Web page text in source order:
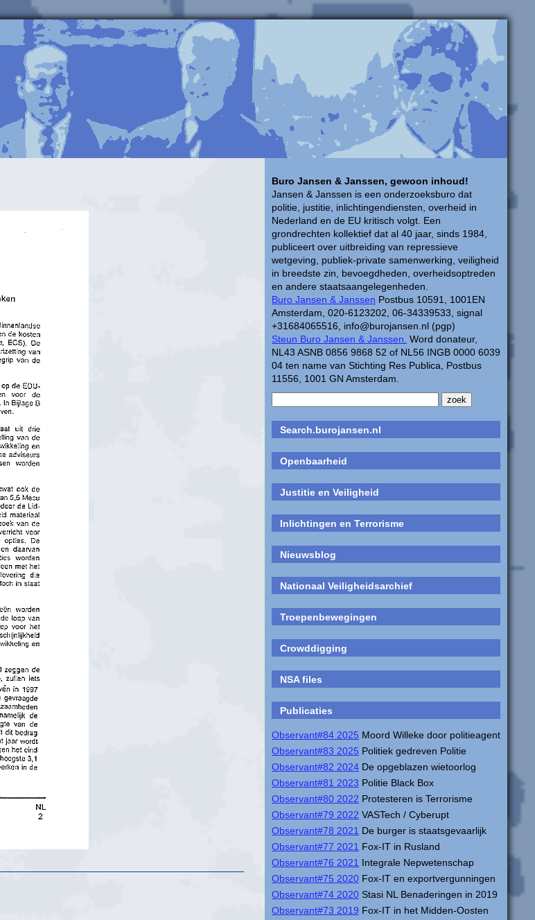
Buro Jansen & Janssen, gewoon inhoud!
Jansen & Janssen is een onderzoeksburo dat
politie, justitie, inlichtingendiensten, overheid in
Nederland en de EU kritisch volgt. Een
grondrechten kollektief dat al 40 jaar, sinds 1984,
publiceert over uitbreiding van repressieve
wetgeving, publiek-private samenwerking, veiligheid
in breedste zin, bevoegdheden, overheidsoptreden
en andere staatsaangelegenheden.
Buro Jansen & Janssen Postbus 10591, 1001EN
Amsterdam, 020-6123202, 06-34339533, signal
+31684065516, info@burojansen.nl (pgp)
Steun Buro Jansen & Janssen. Word donateur,
NL43 ASNB 0856 9868 52 of NL56 INGB 0000 6039
04 ten name van Stichting Res Publica, Postbus
11556, 1001 GN Amsterdam.
Search.burojansen.nl
Openbaarheid
Justitie en Veiligheid
Inlichtingen en Terrorisme
Nieuwsblog
Nationaal Veiligheidsarchief
Troepenbewegingen
Crowddigging
NSA files
Publicaties
Observant#84 2025 Moord Willeke door politieagent
Observant#83 2025 Politiek gedreven Politie
Observant#82 2024 De opgeblazen wietoorlog
Observant#81 2023 Politie Black Box
Observant#80 2022 Protesteren is Terrorisme
Observant#79 2022 VASTech / Cyberupt
Observant#78 2021 De burger is staatsgevaarlijk
Observant#77 2021 Fox-IT in Rusland
Observant#76 2021 Integrale Nepwetenschap
Observant#75 2020 Fox-IT en exportvergunningen
Observant#74 2020 Stasi NL Benaderingen in 2019
Observant#73 2019 Fox-IT in het Midden-Oosten